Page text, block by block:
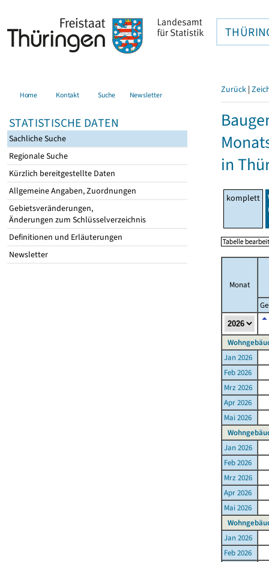
Home Kontakt Suche Newsletter
STATISTISCHE DATEN
Sachliche Suche
Regionale Suche
Kürzlich bereitgestellte Daten
Allgemeine Angaben, Zuordnungen
Gebietsveränderungen,
Änderungen zum Schlüsselverzeichnis
Definitionen und Erläuterungen
Newsletter
Zurück |
in
komplett
Monat
Jan 2026
Feb 2026
Mrz 2026
Apr 2026
Mai 2026
Jan 2026
Feb 2026
Mrz 2026
Apr 2026
Mai 2026
Jan 2026
Feb 2026